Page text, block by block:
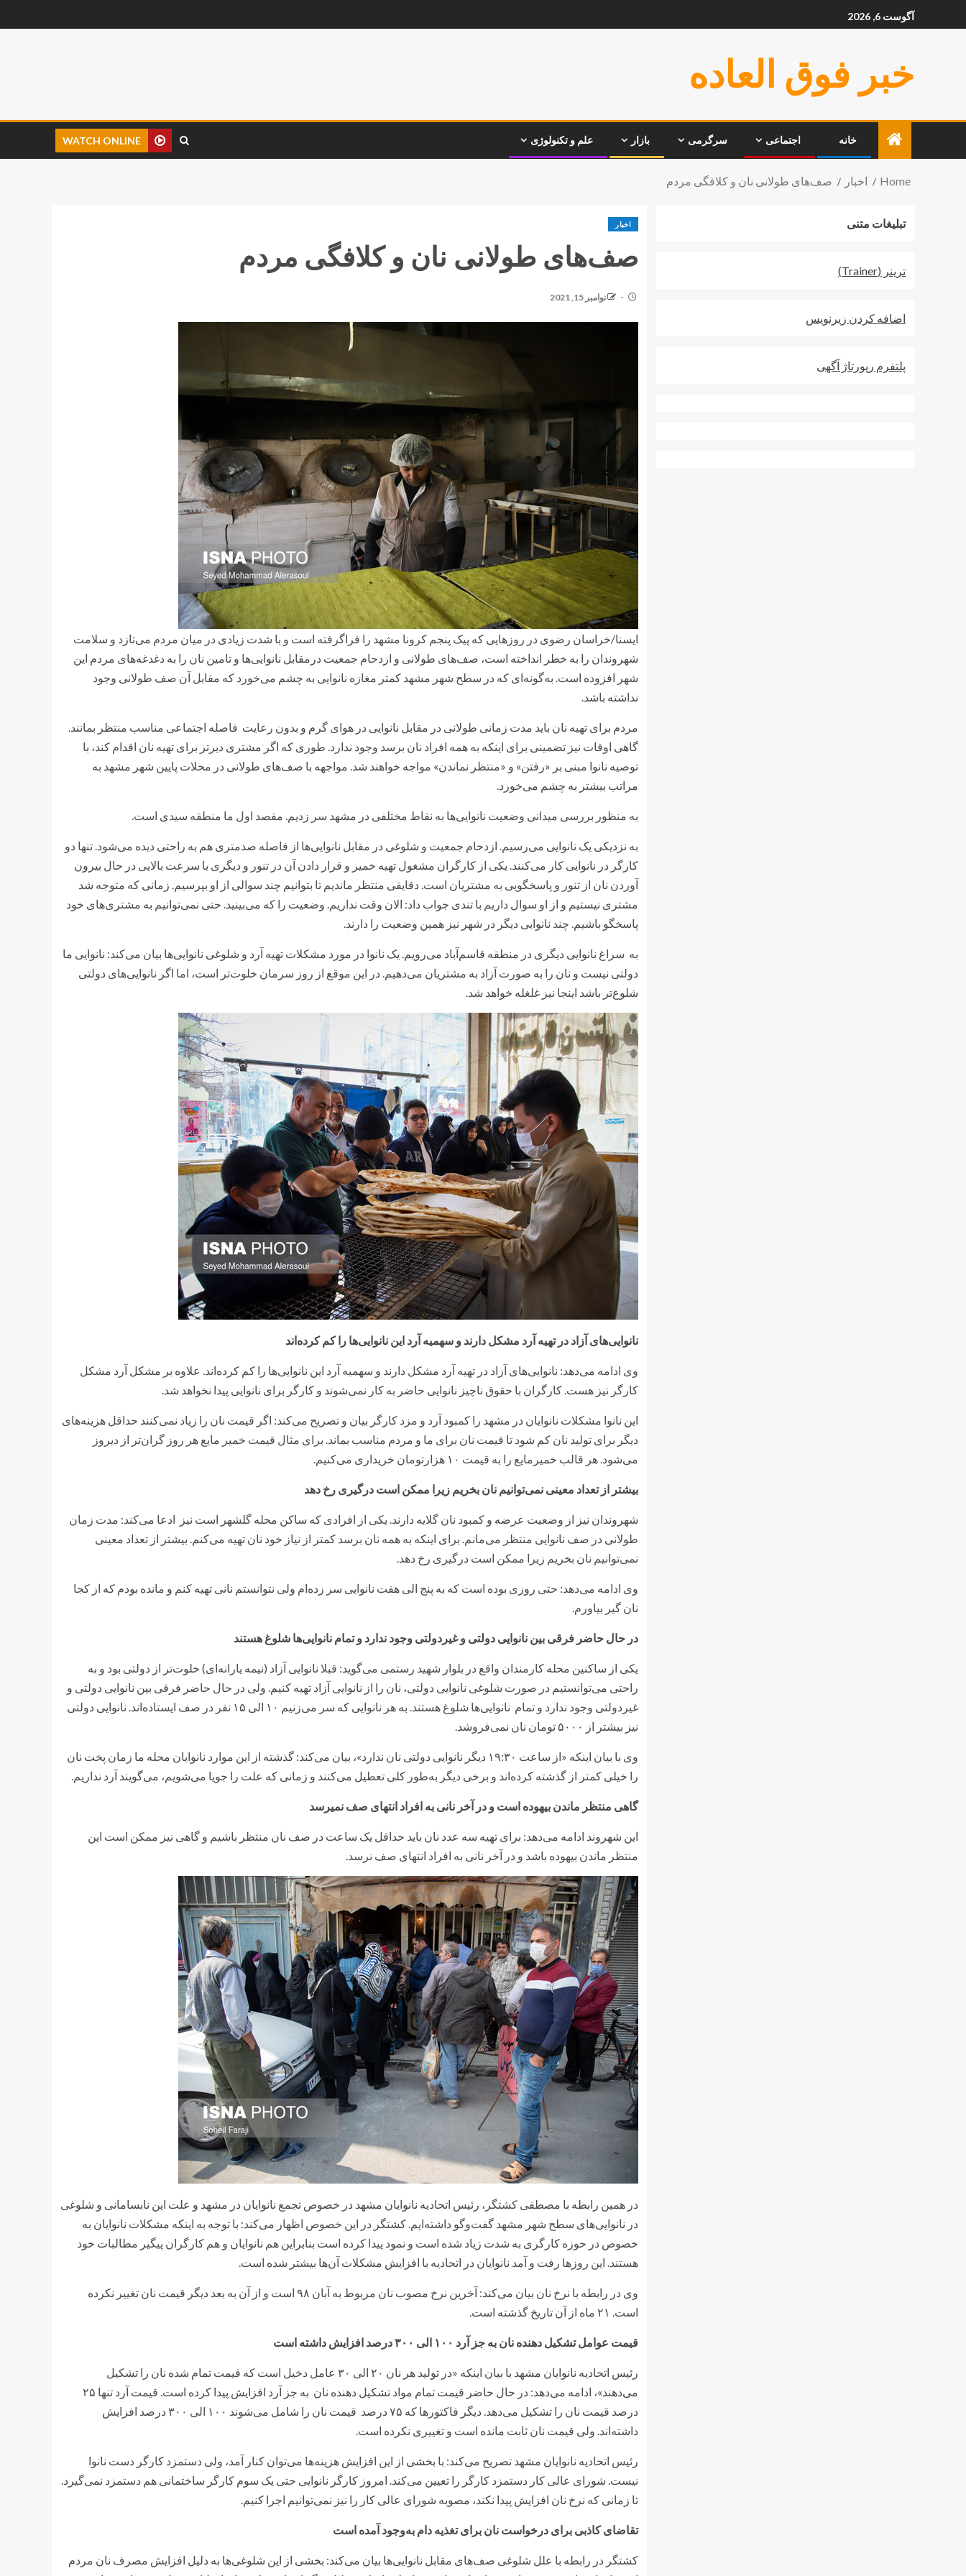
آگوست 6, 2026
خبر فوق العاده
خانه اجتماعی سرگرمی بازار علم و تکنولوژی WATCH ONLINE
Home اخبار صف‌های طولانی نان و کلافگی مردم
اخبار
صف‌های طولانی نان و کلافگی مردم
نوامبر 15, 2021
ایسنا/خراسان رضوی در روزهایی که پیک پنجم کرونا مشهد را فراگرفته است و با شدت زیادی در میان مردم می‌تازد و سلامت
شهروندان را به خطر انداخته است، صف‌های طولانی و ازدحام جمعیت درمقابل نانوایی‌ها و تامین نان را به دغدغه‌های مردم این
شهر افزوده است. به‌گونه‌ای که در سطح شهر مشهد کمتر مغازه نانوایی به چشم می‌خورد که مقابل آن صف طولانی وجود
نداشته باشد.
مردم برای تهیه نان باید مدت زمانی طولانی در مقابل نانوایی‌ در هوای گرم و بدون رعایت فاصله اجتماعی مناسب منتظر بمانند.
گاهی اوقات نیز تضمینی برای اینکه به همه افراد نان برسد وجود ندارد. طوری که اگر مشتری دیرتر برای تهیه نان اقدام کند، با
توصیه نانوا مبنی بر «رفتن» و «منتظر نماندن» مواجه خواهند شد. مواجهه با صف‌های طولانی در محلات پایین شهر مشهد به
مراتب بیشتر به چشم می‌خورد.
به منظور بررسی میدانی وضعیت نانوایی‌ها به نقاط مختلفی در مشهد سر زدیم. مقصد اول ما منطقه سیدی است.
به نزدیکی یک نانوایی می‌رسیم. ازدحام جمعیت و شلوغی در مقابل نانوایی‌ها از فاصله صدمتری هم به راحتی دیده‌ می‌شود. تنها دو
کارگر در نانوایی کار می‌کنند. یکی از کارگران مشغول تهیه خمیر و قرار دادن آن در تنور و دیگری با سرعت بالایی در حال بیرون
آوردن نان از تنور و پاسخگویی به مشتریان است. دقایقی منتظر ماندیم تا بتوانیم چند سوالی از او بپرسیم. زمانی که متوجه شد
مشتری نیستیم و از او سوال داریم با تندی جواب داد: الان وقت نداریم. وضعیت را که می‌بینید. حتی نمی‌توانیم به مشتری‌های خود
پاسخگو باشیم. چند نانوایی دیگر در شهر نیز همین وضعیت را دارند.
به سراغ نانوایی دیگری در منطقه قاسم‌آباد می‌رویم. یک نانوا در مورد مشکلات تهیه آرد و شلوغی نانوایی‌ها بیان می‌کند: نانوایی ما
دولتی نیست و نان را به صورت آزاد به مشتریان می‌دهیم. در این موقع از روز سرمان خلوت‌تر است، اما اگر نانوایی‌های دولتی
شلوغ‌تر باشد اینجا نیز غلغله خواهد شد.
نانوایی‌های آزاد در تهیه آرد مشکل دارند و سهمیه آرد این نانوایی‌ها را کم کرده‌اند
وی ادامه می‌دهد: نانوایی‌های آزاد در تهیه آرد مشکل دارند و سهمیه آرد این نانوایی‌ها را کم کرده‌اند. علاوه بر مشکل آرد مشکل
کارگر نیز هست. کارگران با حقوق ناچیز نانوایی حاضر به کار نمی‌شوند و کارگر برای نانوایی پیدا نخواهد شد.
این نانوا مشکلات نانوایان در مشهد را کمبود آرد و مزد کارگر بیان و تصریح می‌کند: اگر قیمت نان را زیاد نمی‌کنند حداقل هزینه‌های
دیگر برای تولید نان کم شود تا قیمت نان برای ما و مردم مناسب بماند. برای مثال قیمت خمیر مایع هر روز گران‌تر از دیروز
می‌شود. هر قالب خمیرمایع را به قیمت ۱۰ هزارتومان خریداری می‌کنیم.
بیشتر از تعداد معینی نمی‌توانیم نان بخریم زیرا ممکن است درگیری رخ دهد
شهروندان نیز از وضعیت عرضه و کمبود نان گلایه دارند. یکی از افرادی که ساکن محله گلشهر است نیز ادعا می‌کند: مدت زمان
طولانی در صف نانوایی منتظر می‌مانم. برای اینکه به همه نان برسد کمتر از نیاز خود نان تهیه می‌کنم. بیشتر از تعداد معینی
نمی‌توانیم نان بخریم زیرا ممکن است درگیری رخ دهد.
وی ادامه می‌دهد: حتی روزی بوده است که به پنج الی هفت نانوایی سر زده‌ام ولی نتوانستم نانی تهیه کنم و مانده بودم که از کجا
نان گیر بیاورم.
در حال حاضر فرقی بین نانوایی دولتی و غیردولتی وجود ندارد و تمام نانوایی‌ها شلوغ هستند
یکی از ساکنین محله کارمندان واقع در بلوار شهید رستمی می‌گوید: قبلا نانوایی آزاد (نیمه یارانه‌ای) خلوت‌تر از دولتی بود و به
راحتی می‌توانستیم در صورت شلوغی نانوایی دولتی، نان را از نانوایی آزاد تهیه کنیم. ولی در حال حاضر فرقی بین نانوایی دولتی و
غیردولتی وجود ندارد و تمام نانوایی‌ها شلوغ هستند. به هر نانوایی که سر می‌زنیم ۱۰ الی ۱۵ نفر در صف ایستاده‌اند. نانوایی دولتی
نیز بیشتر از ۵۰۰۰ تومان نان نمی‌فروشد.
وی با بیان اینکه «از ساعت ۱۹:۳۰ دیگر نانوایی دولتی نان ندارد»، بیان می‌کند: گذشته از این موارد نانوایان محله‌ ما زمان پخت نان
را خیلی کمتر از گذشته کرده‌اند و برخی دیگر به‌طور کلی تعطیل می‌کنند و زمانی که علت را جویا می‌شویم، می‌گویند آرد نداریم.
گاهی منتظر ماندن بیهوده است و در آخر نانی به افراد انتهای صف نمیرسد
این شهروند ادامه می‌دهد: برای تهیه سه عدد نان باید حداقل یک ساعت در صف نان منتظر باشیم و گاهی نیز ممکن است این
منتظر ماندن بیهوده باشد و در آخر نانی به افراد انتهای صف نرسد.
در همین رابطه با مصطفی کشتگر، رئیس اتحادیه نانوایان مشهد در خصوص تجمع نانوایان در مشهد و علت این نابسامانی و شلوغی
در نانوایی‌های سطح شهر مشهد گفت‌وگو داشته‌ایم. کشتگر در این خصوص اظهار می‌کند: با توجه به اینکه مشکلات نانوایان به
خصوص در حوزه کارگری به شدت زیاد شده است و نمود پیدا کرده است بنابراین هم نانوایان و هم کارگران پیگیر مطالبات خود
هستند. این روزها رفت و آمد نانوایان در اتحادیه با افزایش مشکلات آن‌ها بیشتر شده است.
وی در رابطه با نرخ نان بیان می‌کند: آخرین نرخ مصوب نان مربوط به آبان ۹۸ است و از آن به بعد دیگر قیمت نان تغییر نکرده
است. ۲۱ ماه از آن تاریخ گذشته است.
قیمت عوامل تشکیل دهنده نان به جز آرد ۱۰۰ الی ۳۰۰ درصد افزایش داشته است
رئیس اتحادیه نانوایان مشهد با بیان اینکه «در تولید هر نان ۲۰ الی ۳۰ عامل دخیل است که قیمت تمام شده نان را تشکیل
می‌دهند»، ادامه می‌دهد: در حال حاضر قیمت تمام مواد تشکیل دهنده نان به جز آرد افزایش پیدا کرده است. قیمت آرد تنها ۲۵
درصد قیمت نان را تشکیل می‌دهد. دیگر فاکتورها که ۷۵ درصد قیمت نان را شامل می‌شوند ۱۰۰ الی ۳۰۰ درصد افزایش
داشته‌اند. ولی قیمت نان ثابت مانده است و تغییری نکرده است.
رئیس اتحادیه نانوایان مشهد تصریح می‌کند: با بخشی از این افزایش هزینه‌ها می‌توان کنار آمد، ولی دستمزد کارگر دست نانوا
نیست. شورای عالی کار دستمزد کارگر را تعیین می‌کند. امروز کارگر نانوایی حتی یک سوم کارگر ساختمانی هم دستمزد نمی‌گیرد.
تا زمانی که نرخ نان افزایش پیدا نکند، مصوبه شورای عالی کار را نیز نمی‌توانیم اجرا کنیم.
تقاضای کاذبی برای درخواست نان برای تغذیه دام به‌وجود آمده است
کشتگر در رابطه با علل شلوغی صف‌های مقابل نانوایی‌ها بیان می‌کند: بخشی از این شلوغی‌ها به دلیل افزایش مصرف نان مردم
تبلیغات متنی
ترينر (Trainer)
اضافه کردن زيرنويس
پلتفرم رپورتاژ آگهی